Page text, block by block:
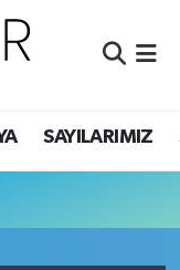
SAYILARIMIZ